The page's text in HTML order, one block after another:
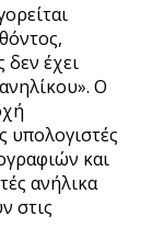
δεν έχει
Ο
υπολογιστές
και
ανήλικα
στις